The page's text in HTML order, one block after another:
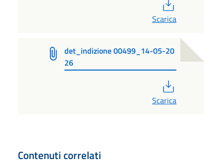
Scarica
det_indizione 00499_14-05-20
26
Scarica
Contenuti correlati